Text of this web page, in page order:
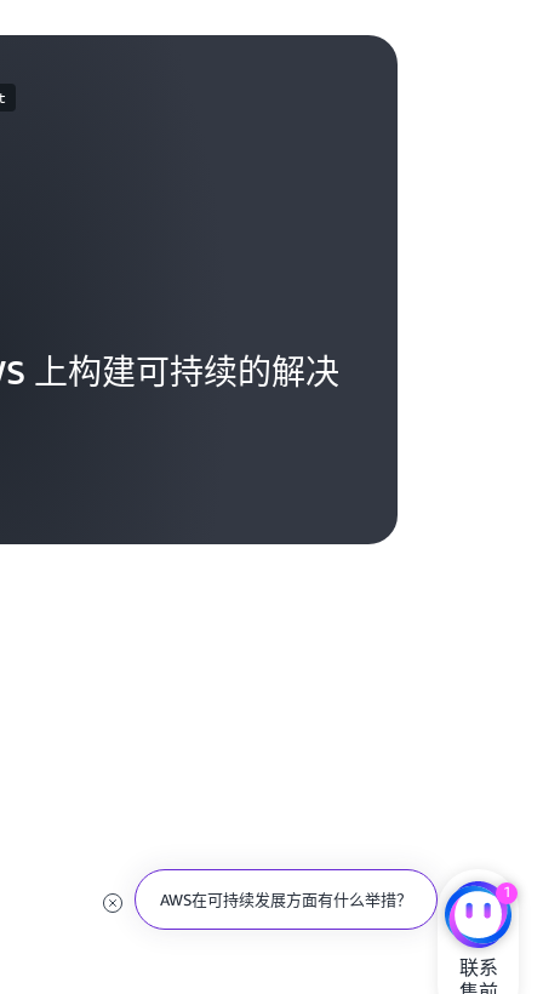
上构建可持续的解决
什么是 AWS WAF? 1
联系